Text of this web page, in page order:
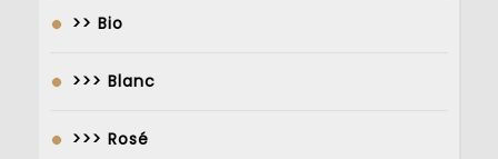
>> Bio
>>> Blanc
>>> Rosé